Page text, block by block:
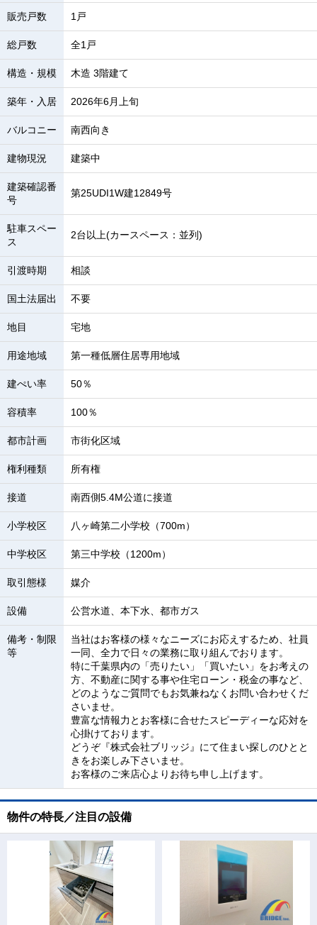
販売戸数 1戸
総戸数 全1戸
構造・規模 木造 3階建て
築年・入居 2026年6月上旬
バルコニー 南西向き
建物現況 建築中
建築確認番
号
第25UDI1W建12849号
駐車スペー
ス
2台以上(カースペース：並列)
引渡時期 相談
国土法届出 不要
地目 宅地
用途地域 第一種低層住居専用地域
建ぺい率 50％
容積率 100％
都市計画 市街化区域
権利種類 所有権
接道 南西側5.4M公道に接道
小学校区 八ヶ崎第二小学校（700m）
中学校区 第三中学校（1200m）
取引態様 媒介
設備 公営水道、本下水、都市ガス
備考・制限
等
当社はお客様の様々なニーズにお応えするため、社員
一同、全力で日々の業務に取り組んでおります。
特に千葉県内の「売りたい」「買いたい」をお考えの
方、不動産に関する事や住宅ローン・税金の事など、
どのようなご質問でもお気兼ねなくお問い合わせくだ
さいませ。
豊富な情報力とお客様に合せたスピーディーな応対を
心掛けております。
どうぞ『株式会社ブリッジ』にて住まい探しのひとと
きをお楽しみ下さいませ。
お客様のご来店心よりお待ち申し上げます。
物件の特長／注目の設備